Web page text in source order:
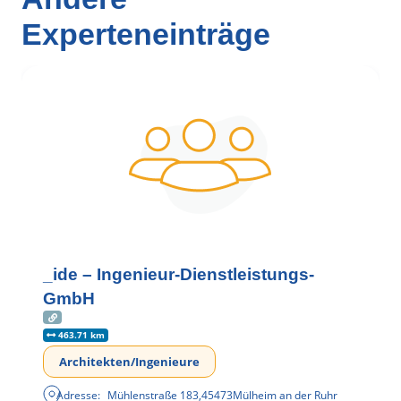
Experteneinträge
_ide – Ingenieur-Dienstleistungs-
GmbH
463.71 km
Architekten/Ingenieure
Adresse: Mühlenstraße 183,45473Mülheim an der Ruhr